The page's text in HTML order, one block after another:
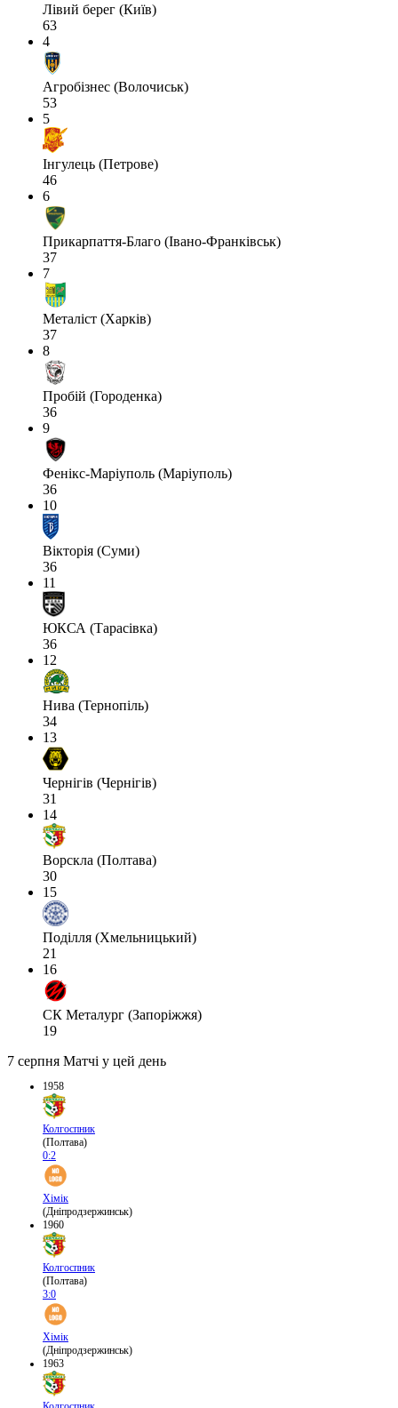
Лівий берег (Київ)
63
4
Агробізнес (Волочиськ)
53
5
Інгулець (Петрове)
46
6
Прикарпаття-Благо (Івано-Франківськ)
37
7
Металіст (Харків)
37
8
Пробій (Городенка)
36
9
Фенікс-Маріуполь (Маріуполь)
36
10
Вікторія (Суми)
36
11
ЮКСА (Тарасівка)
36
12
Нива (Тернопіль)
34
13
Чернігів (Чернігів)
31
14
Ворскла (Полтава)
30
15
Поділля (Хмельницький)
21
16
СК Металург (Запоріжжя)
19
7 серпня Матчі у цей день
1958
Колгоспник
(Полтава)
0:2
Хімік
(Дніпродзержинськ)
1960
Колгоспник
(Полтава)
3:0
Хімік
(Дніпродзержинськ)
1963